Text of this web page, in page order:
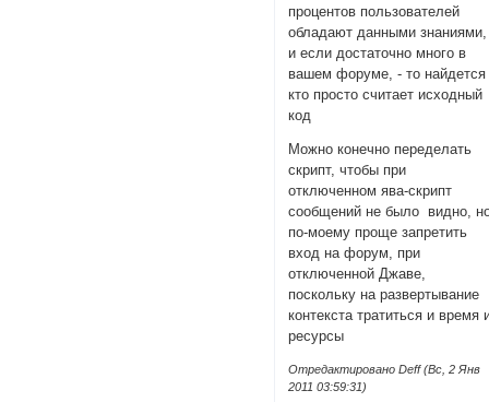
процентов пользователей
обладают данными знаниями,
и если достаточно много в
вашем форуме, - то найдется
кто просто считает исходный
код
Можно конечно переделать
скрипт, чтобы при
отключенном ява-скрипт
сообщений не было видно,
по-моему проще запретить
вход на форум, при
отключенной Джаве,
поскольку на развертывание
контекста тратиться и время
ресурсы
Отредактировано Deff (Вс, 2 Янв
2011 03:59:31)